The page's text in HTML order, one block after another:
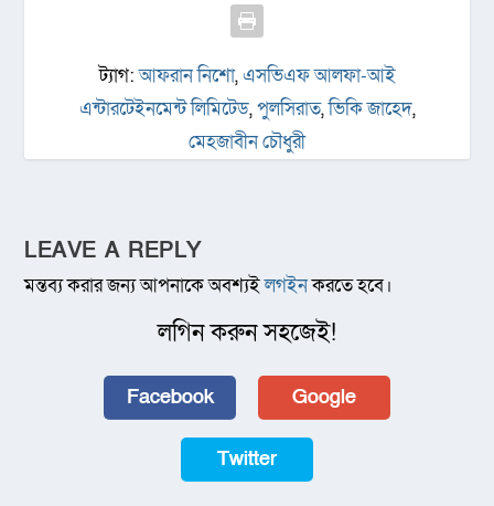
ট্যাগ:আফরান নিশো,এসভিএফ আলফা-আই
এন্টারটেইনমেন্ট লিমিটেড,পুলসিরাত,ভিকি জাহেদ,
মেহজাবীন চৌধুরী
LEAVE A REPLY
মন্তব্য করার জন্য আপনাকে অবশ্যইলগইনকরতে হবে।
লগিন করুন সহজেই!
Facebook Google
Twitter